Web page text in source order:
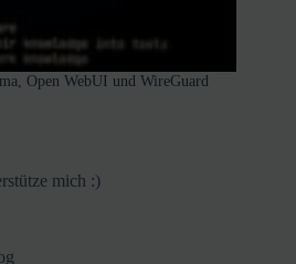
Open WebUI und WireGuard
mich :)